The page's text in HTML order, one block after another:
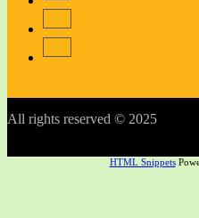
All rights reserved © 2025
HTML Snippets